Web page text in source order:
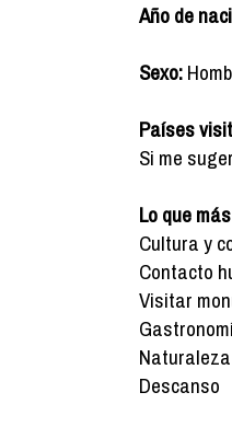
Año de
Sexo:
Países
Si me
Lo que
Cultura y
Contacto
Visitar
Naturaleza
Descanso